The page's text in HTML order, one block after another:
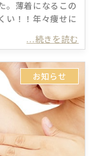
。薄着になるこの
い！！年々痩せに
...続きを読む
お知らせ